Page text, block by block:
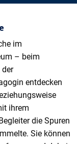
im
– beim
der
entdecken
ihrem
die Spuren
Sie können